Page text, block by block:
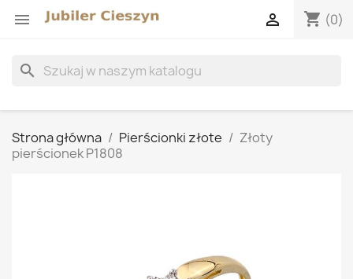
 shopping_cart (0)

search
Strona główna Pierścionki złote
Złoty
pierścionek P1808